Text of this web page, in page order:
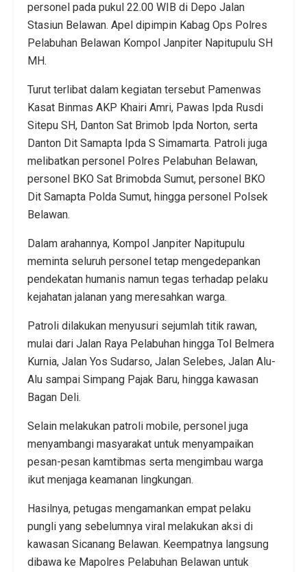
personel pada pukul 22.00 WIB di Depo Jalan
Stasiun Belawan. Apel dipimpin Kabag Ops Polres
Pelabuhan Belawan Kompol Janpiter Napitupulu SH
MH.
Turut terlibat dalam kegiatan tersebut Pamenwas
Kasat Binmas AKP Khairi Amri, Pawas Ipda Rusdi
Sitepu SH, Danton Sat Brimob Ipda Norton, serta
Danton Dit Samapta Ipda S Simamarta. Patroli juga
melibatkan personel Polres Pelabuhan Belawan,
personel BKO Sat Brimobda Sumut, personel BKO
Dit Samapta Polda Sumut, hingga personel Polsek
Belawan.
Dalam arahannya, Kompol Janpiter Napitupulu
meminta seluruh personel tetap mengedepankan
pendekatan humanis namun tegas terhadap pelaku
kejahatan jalanan yang meresahkan warga.
Patroli dilakukan menyusuri sejumlah titik rawan,
mulai dari Jalan Raya Pelabuhan hingga Tol Belmera
Kurnia, Jalan Yos Sudarso, Jalan Selebes, Jalan Alu-
Alu sampai Simpang Pajak Baru, hingga kawasan
Bagan Deli.
Selain melakukan patroli mobile, personel juga
menyambangi masyarakat untuk menyampaikan
pesan-pesan kamtibmas serta mengimbau warga
ikut menjaga keamanan lingkungan.
Hasilnya, petugas mengamankan empat pelaku
pungli yang sebelumnya viral melakukan aksi di
kawasan Sicanang Belawan. Keempatnya langsung
dibawa ke Mapolres Pelabuhan Belawan untuk